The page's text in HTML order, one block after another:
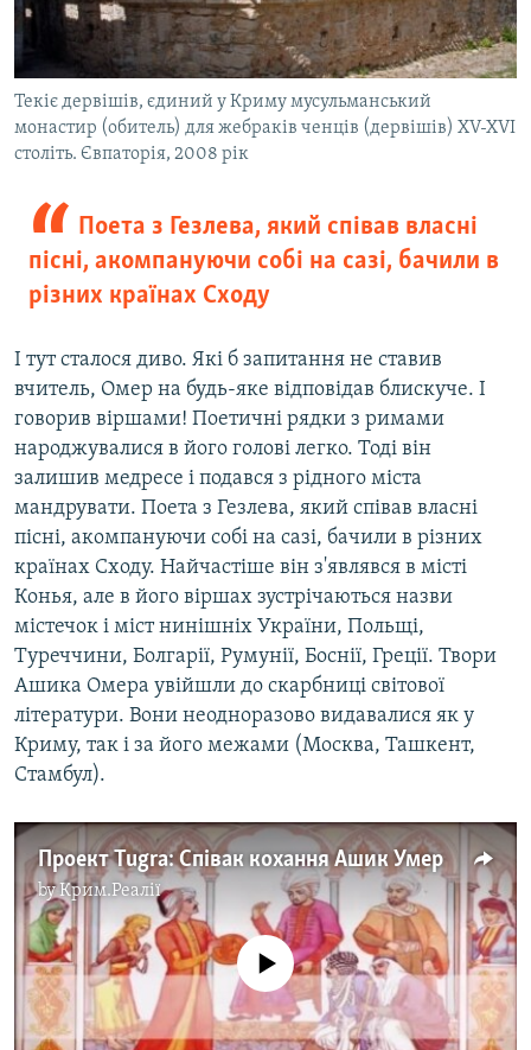
Текіє дервішів, єдиний у Криму мусульманський
монастир (обитель) для жебраків ченців (дервішів) XV-XVI
століть. Євпаторія, 2008 рік
Поета з Гезлева, який співав власні
пісні, акомпануючи собі на сазі, бачили в
різних країнах Сходу
І тут сталося диво. Які б запитання не ставив
вчитель, Омер на будь-яке відповідав блискуче. І
говорив віршами! Поетичні рядки з римами
народжувалися в його голові легко. Тоді він
залишив медресе і подався з рідного міста
мандрувати. Поета з Гезлева, який співав власні
пісні, акомпануючи собі на сазі, бачили в різних
країнах Сходу. Найчастіше він з'являвся в місті
Конья, але в його віршах зустрічаються назви
містечок і міст нинішніх України, Польщі,
Туреччини, Болгарії, Румунії, Боснії, Греції. Твори
Ашика Омера увійшли до скарбниці світової
літератури. Вони неодноразово видавалися як у
Криму, так і за його межами (Москва, Ташкент,
Стамбул).
Проект Tugra: Співак кохання Ашик Умер
byКрим.Реалії
No media source currently available